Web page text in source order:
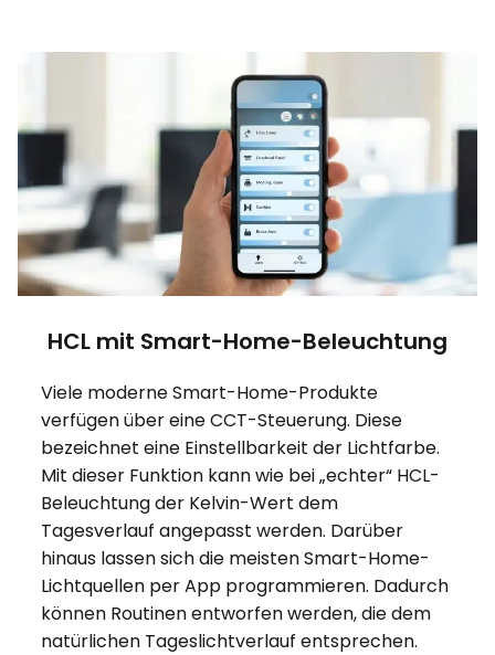
HCL mit Smart-Home-Beleuchtung
Viele moderne Smart-Home-Produkte
verfügen über eine CCT-Steuerung. Diese
bezeichnet eine Einstellbarkeit der Lichtfarbe.
Mit dieser Funktion kann wie bei „echter“ HCL-
Beleuchtung der Kelvin-Wert dem
Tagesverlauf angepasst werden. Darüber
hinaus lassen sich die meisten Smart-Home-
Lichtquellen per App programmieren. Dadurch
können Routinen entworfen werden, die dem
natürlichen Tageslichtverlauf entsprechen.